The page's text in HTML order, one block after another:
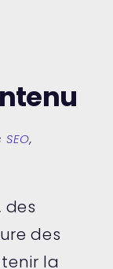
SEO,
des
des
la